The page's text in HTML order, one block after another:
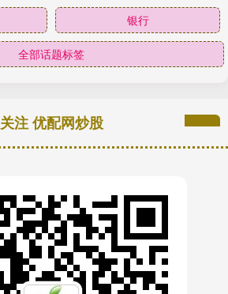
银行
全部话题标签
关注 优配网炒股